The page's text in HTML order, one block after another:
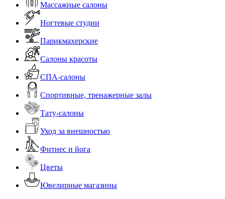
Массажные салоны
Ногтевые студии
Парикмахерские
Салоны красоты
СПА-салоны
Спортивные, тренажерные залы
Тату-салоны
Уход за внешностью
Фитнес и йога
Цветы
Ювелирные магазины